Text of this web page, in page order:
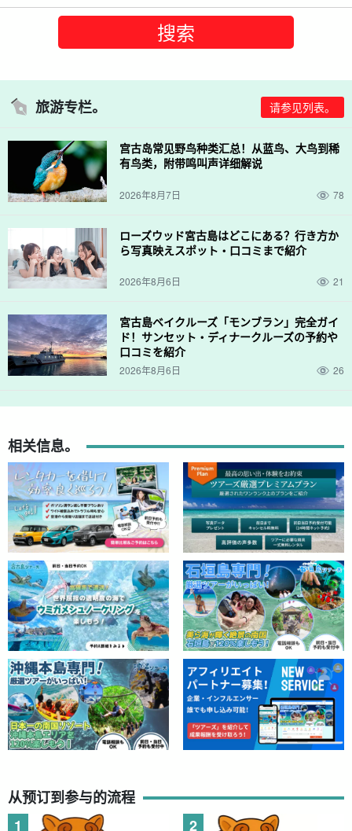
旅游专栏。 请参见列表。
宫古岛常见野鸟种类汇总！从蓝鸟、大鸟到稀
有鸟类，附带鸣叫声详细解说
2026年8月7日 78
ローズウッド宮古島はどこにある？行き方か
ら写真映えスポット・口コミまで紹介
2026年8月6日 21
宮古島ベイクルーズ「モンブラン」完全ガイ
ド！サンセット・ディナークルーズの予約や
口コミを紹介
2026年8月6日 26
相关信息。
从预订到参与的流程